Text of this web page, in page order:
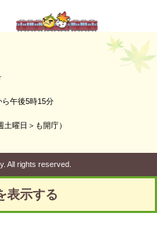
午後5時15分
曜日＞も開庁）
All rights reserved.
表示する